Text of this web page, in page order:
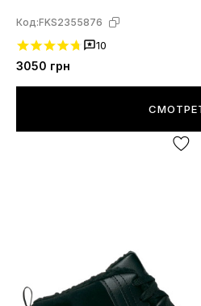
Код:FKS2355876
10
3050 грн